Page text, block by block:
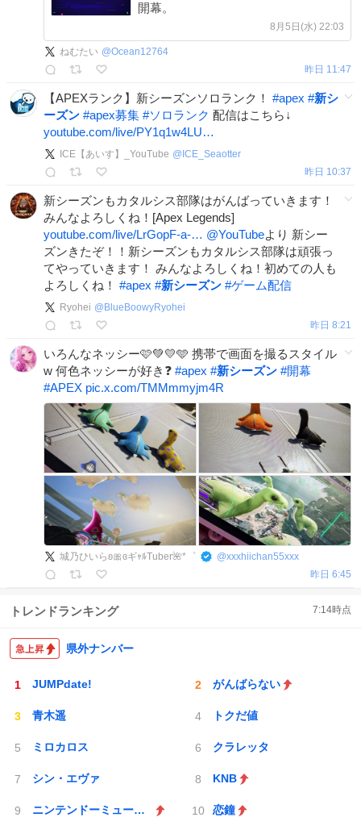
開幕。
8月5日(水) 22:03
ねむたい @Ocean12764
昨日 11:47
【APEXランク】新シーズンソロランク！ #apex #新シ
ーズン #apex募集 #ソロランク 配信はこちら↓
youtube.com/live/PY1q1w4LU…
ICE【あいす】_YouTube @ ICE_Seaotter
昨日 10:37
新シーズンもカタルシス部隊はがんばっていきます！
みんなよろしくね！[Apex Legends]
youtube.com/live/LrGopF-a-… @YouTubeより 新シー
ズンきたぞ！！新シーズンもカタルシス部隊は頑張っ
てやっていきます！ みんなよろしくね！初めての人も
よろしくね！ #apex #新シーズン #ゲーム配信
Ryohei @ BlueBoowyRyohei
昨日 8:21
いろんなネッシー🩷💚💛🩵 携帯で画面を撮るスタイル
w 何色ネッシーが好き❓ #apex #新シーズン #開幕
#APEX pic.x.com/TMMmmyjm4R
城乃ひいらʚ🎀ɞギｬﾙTuber🌺*゜ @xxxhiichan55xxx
昨日 6:45
トレンドランキング 7:14時点
県外ナンバー
JUMPdate! がんばらない
青木遥 トクだ値
ミロカロス クラレッタ
シン・エヴァ KNB
ニンテンドーミュージアム 恋鐘